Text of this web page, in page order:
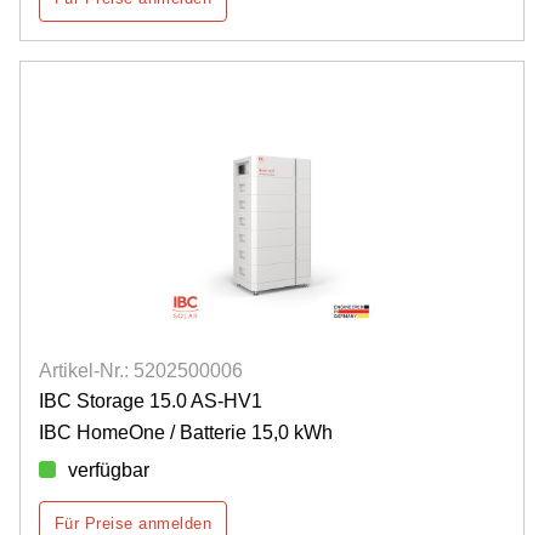
Artikel-Nr.: 5202500006
IBC Storage 15.0 AS-HV1
IBC HomeOne / Batterie 15,0 kWh
verfügbar
Für Preise anmelden